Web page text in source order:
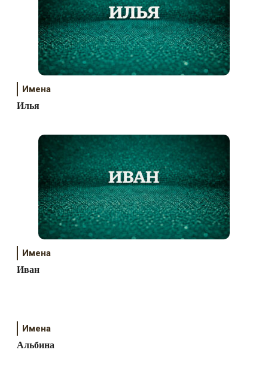
Имена
Илья
Имена
Иван
Имена
Альбина